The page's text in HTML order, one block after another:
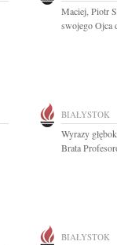
Maciej, Piotr
swojego Ojca
BIAŁYSTOK
Wyrazy
Brata
BIAŁYSTOK